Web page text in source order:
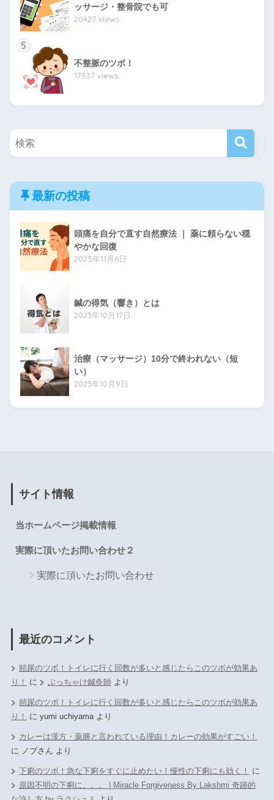
ッサージ・整骨院でも可
20427 views
5
不整脈のツボ！
17537 views
最新の投稿
頭痛を自分で直す自然療法 ｜ 薬に頼らない穏
やかな回復
2025年11月6日
鍼の得気（響き）とは
2023年10月17日
治療（マッサージ）10分で終われない（短
い）
2023年10月9日
サイト情報
当ホームページ掲載情報
実際に頂いたお問い合わせ２
実際に頂いたお問い合わせ
最近のコメント
頻尿のツボ！トイレに行く回数が多いと感じたらこのツボが効果あ
り！
に ぶっちゃけ鍼灸師 より
頻尿のツボ！トイレに行く回数が多いと感じたらこのツボが効果あ
り！
に yumi uchiyamaより
カレーは漢方・薬膳と言われている理由！カレーの効果がすごい！
に
ノブさん より
下痢のツボ！急な下痢をすぐに止めたい！慢性の下痢にも効く！
に
原因不明の下痢に。。。 | Miracle Forgiveness By Lakshmi 奇跡的